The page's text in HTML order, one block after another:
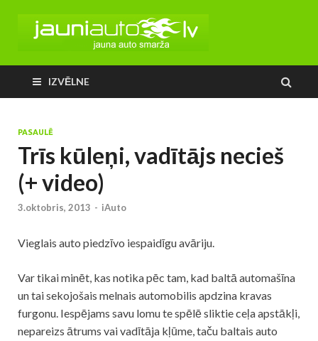
IZVĒLNE
PASAULĒ
Trīs kūleņi, vadītājs necieš
(+ video)
3.oktobris, 2013 - iAuto
Vieglais auto piedzīvo iespaidīgu avāriju.
Var tikai minēt, kas notika pēc tam, kad baltā automašīna
un tai sekojošais melnais automobilis apdzina kravas
furgonu. Iespējams savu lomu te spēlē sliktie ceļa apstākļi,
nepareizs ātrums vai vadītāja kļūme, taču baltais auto